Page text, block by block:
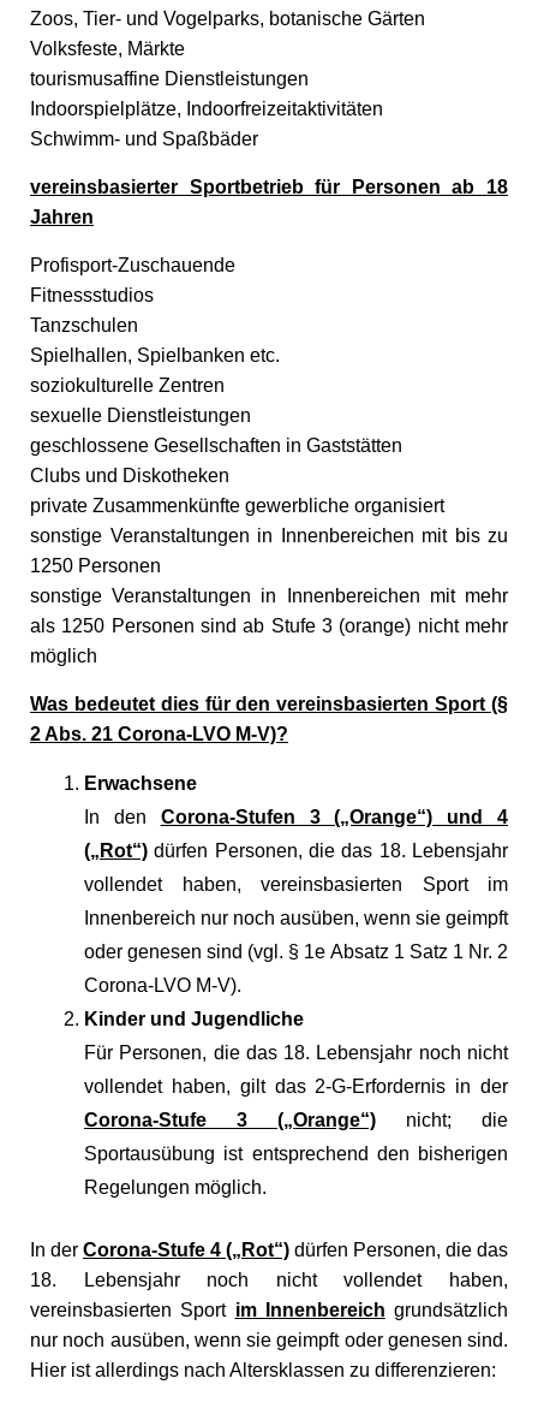
Zoos, Tier- und Vogelparks, botanische Gärten
Volksfeste, Märkte
tourismusaffine Dienstleistungen
Indoorspielplätze, Indoorfreizeitaktivitäten
Schwimm- und Spaßbäder
vereinsbasierter Sportbetrieb für Personen ab 18
Jahren
Profisport-Zuschauende
Fitnessstudios
Tanzschulen
Spielhallen, Spielbanken etc.
soziokulturelle Zentren
sexuelle Dienstleistungen
geschlossene Gesellschaften in Gaststätten
Clubs und Diskotheken
private Zusammenkünfte gewerbliche organisiert
sonstige Veranstaltungen in Innenbereichen mit bis zu
1250 Personen
sonstige Veranstaltungen in Innenbereichen mit mehr
als 1250 Personen sind ab Stufe 3 (orange) nicht mehr
möglich
Was bedeutet dies für den vereinsbasierten Sport (§
2 Abs. 21 Corona-LVO M-V)?
Erwachsene
In den Corona-Stufen 3 („Orange“) und 4
(„Rot“) dürfen Personen, die das 18. Lebensjahr
vollendet haben, vereinsbasierten Sport im
Innenbereich nur noch ausüben, wenn sie geimpft
oder genesen sind (vgl. § 1e Absatz 1 Satz 1 Nr. 2
Corona-LVO M-V).
Kinder und Jugendliche
Für Personen, die das 18. Lebensjahr noch nicht
vollendet haben, gilt das 2-G-Erfordernis in der
Corona-Stufe 3 („Orange“) nicht; die
Sportausübung ist entsprechend den bisherigen
Regelungen möglich.
In der Corona-Stufe 4 („Rot“) dürfen Personen, die das
18. Lebensjahr noch nicht vollendet haben,
vereinsbasierten Sport im Innenbereich grundsätzlich
nur noch ausüben, wenn sie geimpft oder genesen sind.
Hier ist allerdings nach Altersklassen zu differenzieren: